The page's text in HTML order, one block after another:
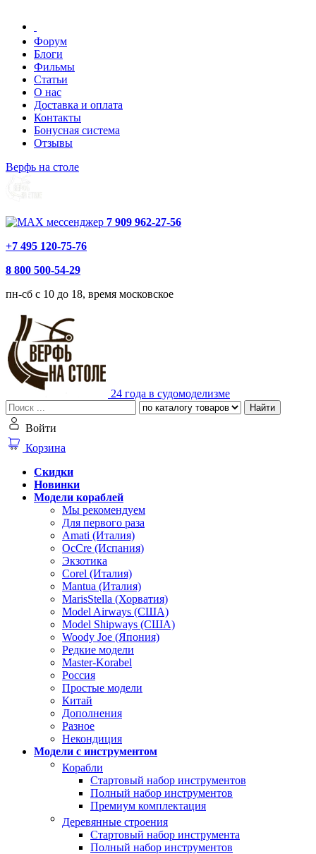
Форум
Блоги
Фильмы
Статьи
О нас
Доставка и оплата
Контакты
Бонусная система
Отзывы
Верфь на столе
7 909 962-27-56
+7 495 120-75-76
8 800 500-54-29
пн-сб с 10 до 18, время московское
24 года в судомоделизме
Найти
Войти
Корзина
Скидки
Новинки
Модели кораблей
Мы рекомендуем
Для первого раза
Amati (Италия)
OcCre (Испания)
Экзотика
Corel (Италия)
Mantua (Италия)
MarisStella (Хорватия)
Model Airways (США)
Model Shipways (США)
Woody Joe (Япония)
Редкие модели
Master-Korabel
Россия
Простые модели
Китай
Дополнения
Разное
Некондиция
Модели с инструментом
Корабли
Стартовый набор инструментов
Полный набор инструментов
Премиум комплектация
Деревянные строения
Стартовый набор инструмента
Полный набор инструментов